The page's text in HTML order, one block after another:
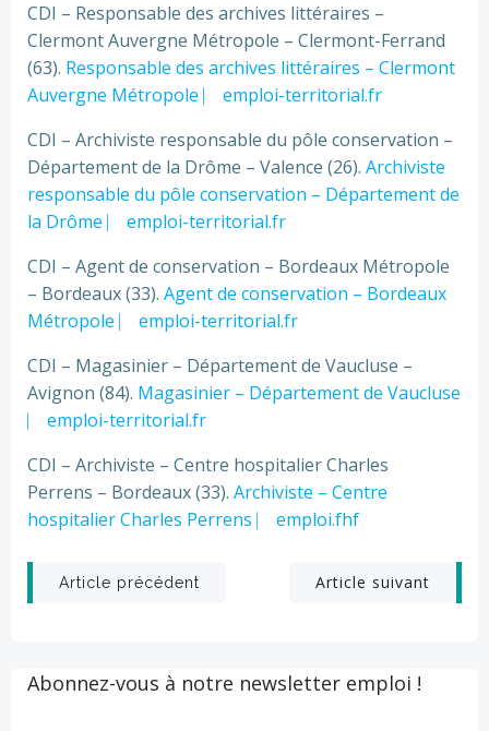
CDI – Responsable des archives littéraires –
Clermont Auvergne Métropole – Clermont-Ferrand
(63). Responsable des archives littéraires – Clermont
Auvergne Métropole ⎸ emploi-territorial.fr
CDI – Archiviste responsable du pôle conservation –
Département de la Drôme – Valence (26). Archiviste
responsable du pôle conservation – Département de
la Drôme ⎸ emploi-territorial.fr
CDI – Agent de conservation – Bordeaux Métropole
– Bordeaux (33). Agent de conservation – Bordeaux
Métropole ⎸ emploi-territorial.fr
CDI – Magasinier – Département de Vaucluse –
Avignon (84). Magasinier – Département de Vaucluse
⎸ emploi-territorial.fr
CDI – Archiviste – Centre hospitalier Charles
Perrens – Bordeaux (33). Archiviste – Centre
hospitalier Charles Perrens ⎸ emploi.fhf
Post
Article précédent
PostArticle suivant
Abonnez-vous à notre newsletter emploi !